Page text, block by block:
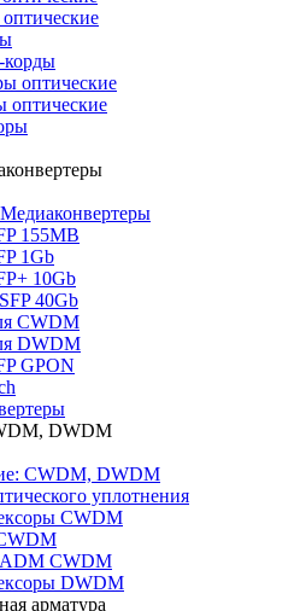
корды
оптические
оптические
155MB
1Gb
10Gb
40Gb
CWDM
DWDM
GPON
DWDM
CWDM, DWDM
уплотнения
CWDM
CWDM
DWDM
арматура